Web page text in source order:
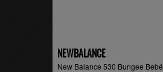
NEWBALANCE
New Balance 530 Bungee